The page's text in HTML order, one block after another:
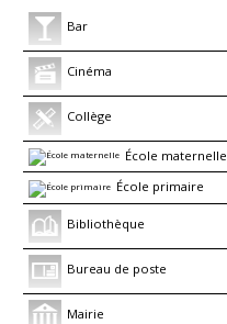
Bar
Cinéma
Collège
École maternelle
École primaire
Bibliothèque
Bureau de poste
Mairie